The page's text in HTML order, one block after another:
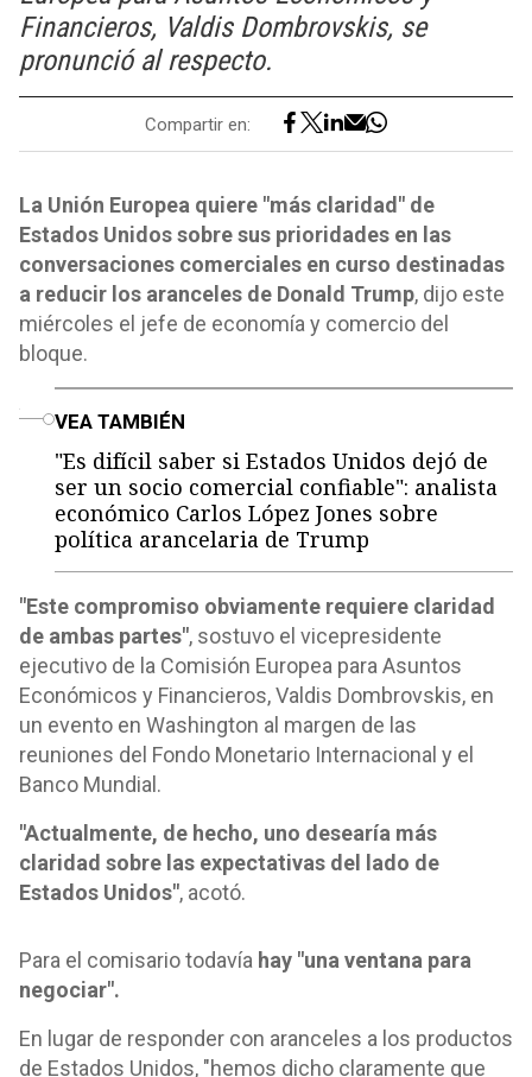
Financieros, Valdis Dombrovskis, se
pronunció al respecto.
Compartir en:
La Unión Europea quiere "más claridad" de
Estados Unidos sobre sus prioridades en las
conversaciones comerciales en curso destinadas
a reducir los aranceles de Donald Trump, dijo este
miércoles el jefe de economía y comercio del
bloque.
VEA TAMBIÉN
"Es difícil saber si Estados Unidos dejó de
ser un socio comercial confiable": analista
económico Carlos López Jones sobre
política arancelaria de Trump
"Este compromiso obviamente requiere claridad
de ambas partes", sostuvo el vicepresidente
ejecutivo de la Comisión Europea para Asuntos
Económicos y Financieros, Valdis Dombrovskis, en
un evento en Washington al margen de las
reuniones del Fondo Monetario Internacional y el
Banco Mundial.
"Actualmente, de hecho, uno desearía más
claridad sobre las expectativas del lado de
Estados Unidos", acotó.
Para el comisario todavía hay "una ventana para
negociar".
En lugar de responder con aranceles a los productos
de Estados Unidos, "hemos dicho claramente que